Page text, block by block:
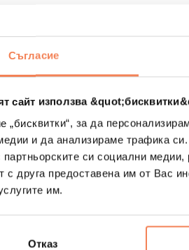
Съгласие
сайт използва
„бисквитки“, за да
и да анализираме трафика
партньорските си социални
с друга предоставена им от Вас
им.
Отказ
на прах